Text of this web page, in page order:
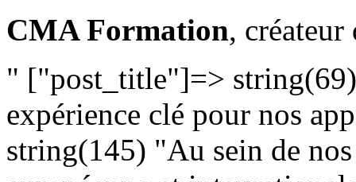
CMA Formation, créateur
" ["post_title"]=>
expérience clé pour nos
string(145) "Au sein de